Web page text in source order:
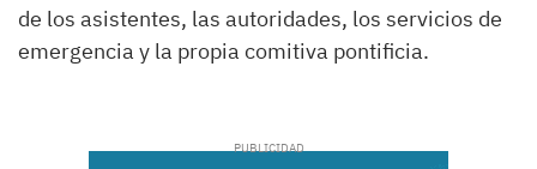
de los asistentes, las autoridades, los servicios de
emergencia y la propia comitiva pontificia.